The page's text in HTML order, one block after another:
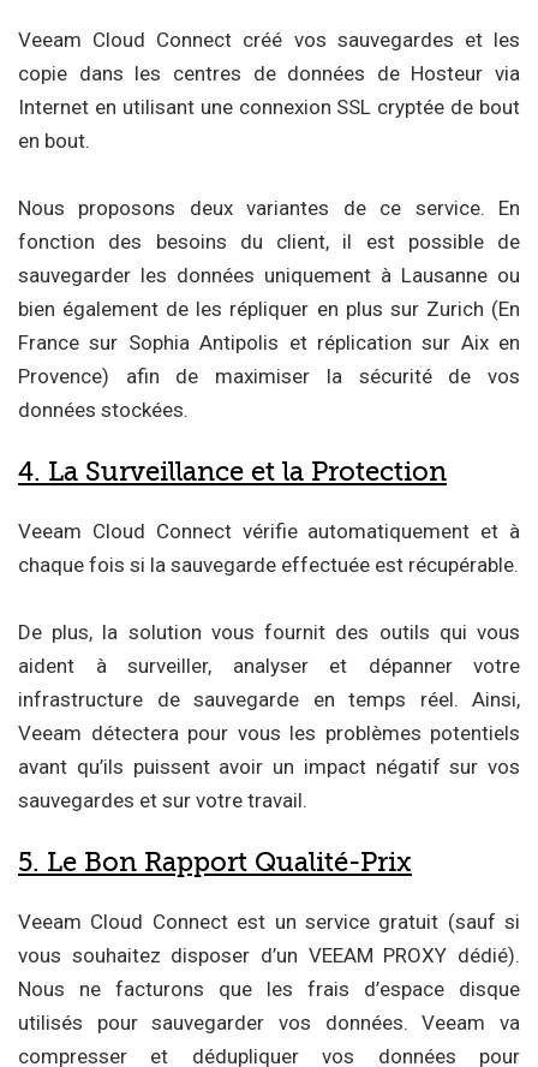
Veeam Cloud Connect créé vos sauvegardes et les
copie dans les centres de données de Hosteur via
Internet en utilisant une connexion SSL cryptée de bout
en bout.
Nous proposons deux variantes de ce service. En
fonction des besoins du client, il est possible de
sauvegarder les données uniquement à Lausanne ou
bien également de les répliquer en plus sur Zurich (En
France sur Sophia Antipolis et réplication sur Aix en
Provence) afin de maximiser la sécurité de vos
données stockées.
4. La Surveillance et la Protection
Veeam Cloud Connect vérifie automatiquement et à
chaque fois si la sauvegarde effectuée est récupérable.
De plus, la solution vous fournit des outils qui vous
aident à surveiller, analyser et dépanner votre
infrastructure de sauvegarde en temps réel. Ainsi,
Veeam détectera pour vous les problèmes potentiels
avant qu’ils puissent avoir un impact négatif sur vos
sauvegardes et sur votre travail.
5. Le Bon Rapport Qualité-Prix
Veeam Cloud Connect est un service gratuit (sauf si
vous souhaitez disposer d’un VEEAM PROXY dédié).
Nous ne facturons que les frais d’espace disque
utilisés pour sauvegarder vos données. Veeam va
compresser et dédupliquer vos données pour